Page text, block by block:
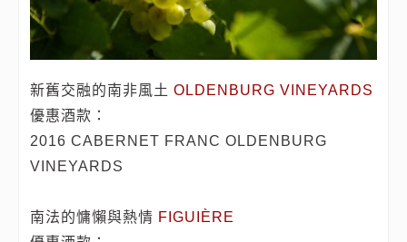
新舊交融的南非風土OLDENBURG VINEYARDS
優惠酒款：
2016 CABERNET FRANC OLDENBURG
VINEYARDS
南法的慵懶與熱情 FIGUIÈRE